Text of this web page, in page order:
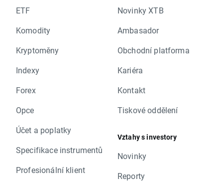
ETF
Komodity
Kryptoměny
Indexy
Forex
Opce
Účet a poplatky
Specifikace instrumentů
Profesionální klient
Novinky XTB
Ambasador
Obchodní platforma
Kariéra
Kontakt
Tiskové oddělení
Vztahy s investory
Novinky
Reporty